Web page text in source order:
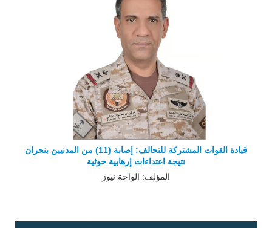
قيادة القوات المشتركة للتحالف: إصابة (11) من المدنيين بنجران
نتيجة اعتداءات إرهابية حوثية
المؤلف: الواحة نيوز